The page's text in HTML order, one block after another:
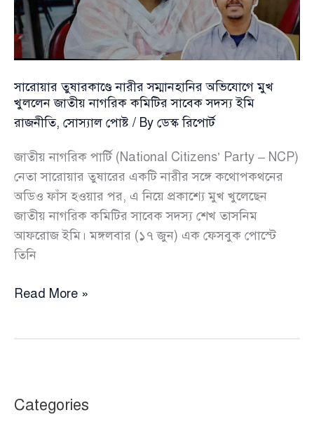
নীরব
সারোয়ার তুষারকাণ্ডে নারীর সম্মানহানির অভিযোগে মুখ
খুললেন জাতীয় নাগরিক কমিটির সাবেক সদস্য ইমি
রাজনীতি, সোস্যাল পোষ্ট / By ডেস্ক রিপোর্ট
জাতীয় নাগরিক পার্টি (National Citizens’ Party – NCP)
নেতা সারোয়ার তুষারের একটি নারীর সঙ্গে কথোপকথনের
অডিও ফাঁস হওয়ার পর, এ নিয়ে প্রকাশ্যে মুখ খুলেছেন
জাতীয় নাগরিক কমিটির সাবেক সদস্য শেখ তাসনিম
আফরোজ ইমি। মঙ্গলবার (১৭ জুন) এক ফেসবুক পোস্টে
তিনি
সারোয়ার
খুললেন
Read More »
Categories